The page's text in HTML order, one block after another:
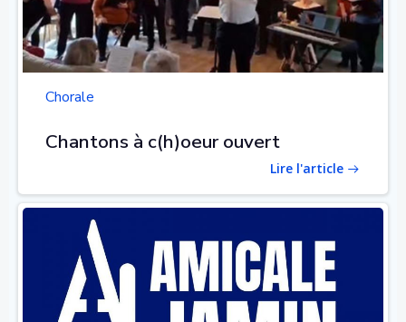
Chorale
Chantons à c(h)oeur ouvert
Lire l'article